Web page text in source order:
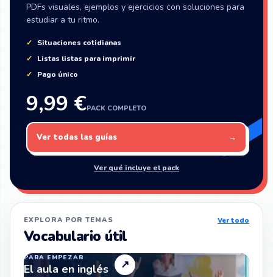
PDFs visuales, ejemplos y ejercicios con soluciones para
estudiar a tu ritmo.
Situaciones cotidianas
Listas listas para imprimir
Pago único
9,99 €PACK COMPLETO
Ver todas las guías →
Ver qué incluye el pack
EXPLORA POR TEMAS
Vocabulario útil
Ver todo
PARA EMPEZAR
El aula en inglés ↗